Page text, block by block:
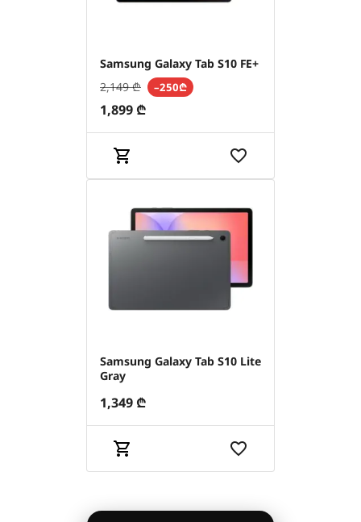
Samsung Galaxy Tab S10 FE+
2,149₾ –250₾
1,899 ₾
Samsung Galaxy Tab S10 Lite
Gray
1,349 ₾